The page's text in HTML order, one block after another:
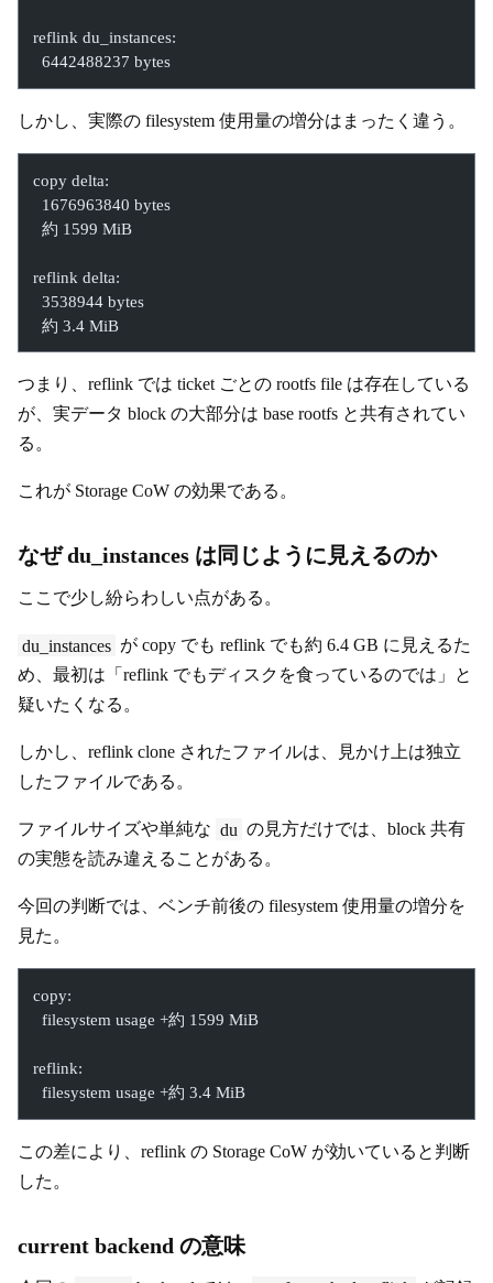
reflink du_instances:
  6442488237 bytes
しかし、実際の filesystem 使用量の増分はまったく違う。
copy delta:
  1676963840 bytes
  約 1599 MiB
reflink delta:
  3538944 bytes
  約 3.4 MiB
つまり、reflink では ticket ごとの rootfs file は存在している
が、実データ block の大部分は base rootfs と共有されてい
る。
これが Storage CoW の効果である。
なぜ du_instances は同じように見えるのか
ここで少し紛らわしい点がある。
du_instances が copy でも reflink でも約 6.4 GB に見えるた
め、最初は「reflink でもディスクを食っているのでは」と
疑いたくなる。
しかし、reflink clone されたファイルは、見かけ上は独立
したファイルである。
ファイルサイズや単純な du の見方だけでは、block 共有
の実態を読み違えることがある。
今回の判断では、ベンチ前後の filesystem 使用量の増分を
見た。
copy:
  filesystem usage +約 1599 MiB
reflink:
  filesystem usage +約 3.4 MiB
この差により、reflink の Storage CoW が効いていると判断
した。
current backend の意味